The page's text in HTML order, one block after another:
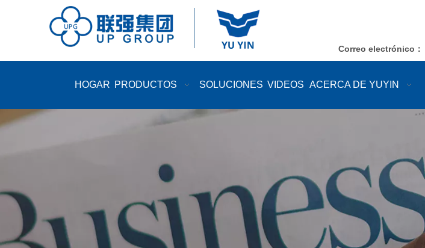
Correo electrónico ：
HOGAR PRODUCTOS SOLUCIONES VIDEOS ACERCA DE YUYIN